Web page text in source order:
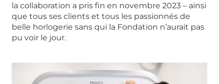
la collaboration a pris fin en novembre 2023 – ainsi
que tous ses clients et tous les passionnés de
belle horlogerie sans qui la Fondation n’aurait pas
pu voir le jour.